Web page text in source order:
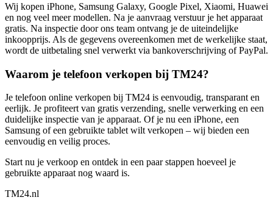
Wij kopen iPhone, Samsung Galaxy, Google Pixel, Xiaomi, Huawei
en nog veel meer modellen. Na je aanvraag verstuur je het apparaat
gratis. Na inspectie door ons team ontvang je de uiteindelijke
inkoopprijs. Als de gegevens overeenkomen met de werkelijke staat,
wordt de uitbetaling snel verwerkt via bankoverschrijving of PayPal.
Waarom je telefoon verkopen bij TM24?
Je telefoon online verkopen bij TM24 is eenvoudig, transparant en
eerlijk. Je profiteert van gratis verzending, snelle verwerking en een
duidelijke inspectie van je apparaat. Of je nu een iPhone, een
Samsung of een gebruikte tablet wilt verkopen – wij bieden een
eenvoudig en veilig proces.
Start nu je verkoop en ontdek in een paar stappen hoeveel je
gebruikte apparaat nog waard is.
TM24.nl